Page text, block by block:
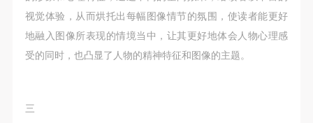
视觉体验，从而烘托出每幅图像情节的氛围，使读者能更好
地融入图像所表现的情境当中，让其更好地体会人物心理感
受的同时，也凸显了人物的精神特征和图像的主题。
三
登录